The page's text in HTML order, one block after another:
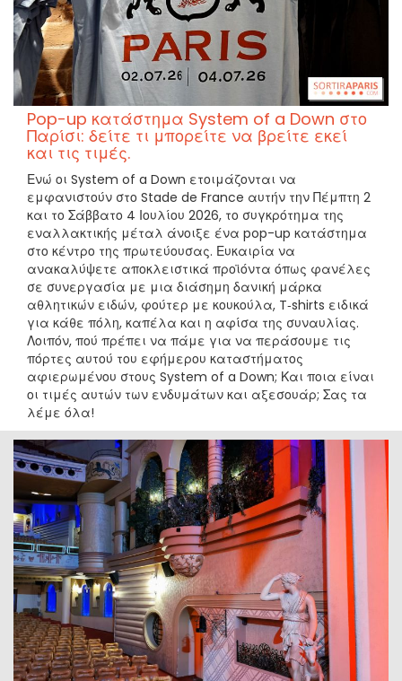
Pop-up κατάστημα System of a Down στο
Παρίσι: δείτε τι μπορείτε να βρείτε εκεί
και τις τιμές.
Ενώ οι System of a Down ετοιμάζονται να
εμφανιστούν στο Stade de France αυτήν την Πέμπτη 2
και το Σάββατο 4 Ιουλίου 2026, το συγκρότημα της
εναλλακτικής μέταλ άνοιξε ένα pop-up κατάστημα
στο κέντρο της πρωτεύουσας. Ευκαιρία να
ανακαλύψετε αποκλειστικά προϊόντα όπως φανέλες
σε συνεργασία με μια διάσημη δανική μάρκα
αθλητικών ειδών, φούτερ με κουκούλα, T‑shirts ειδικά
για κάθε πόλη, καπέλα και η αφίσα της συναυλίας.
Λοιπόν, πού πρέπει να πάμε για να περάσουμε τις
πόρτες αυτού του εφήμερου καταστήματος
αφιερωμένου στους System of a Down; Και ποια είναι
οι τιμές αυτών των ενδυμάτων και αξεσουάρ; Σας τα
λέμε όλα!